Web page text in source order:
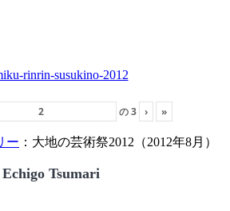
の3 › »
ー ：大地の芸術祭2012（2012年8月）
Echigo Tsumari